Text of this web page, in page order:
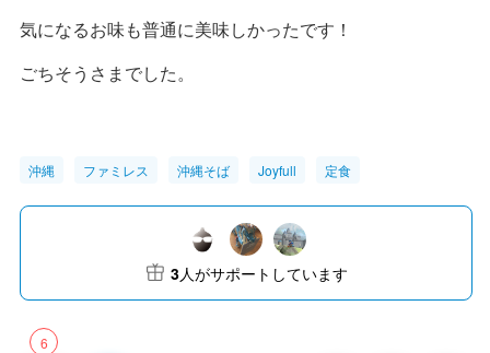
気になるお味も普通に美味しかったです！
ごちそうさまでした。
沖縄 ファミレス 沖縄そば Joyfull 定食
6
3人がサポートしています